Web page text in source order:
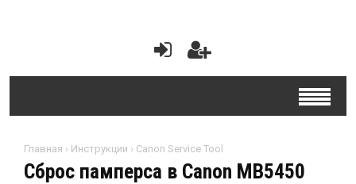
Главная › Инструкции › Canon Service Tool
Сброс памперса в Canon MB5450